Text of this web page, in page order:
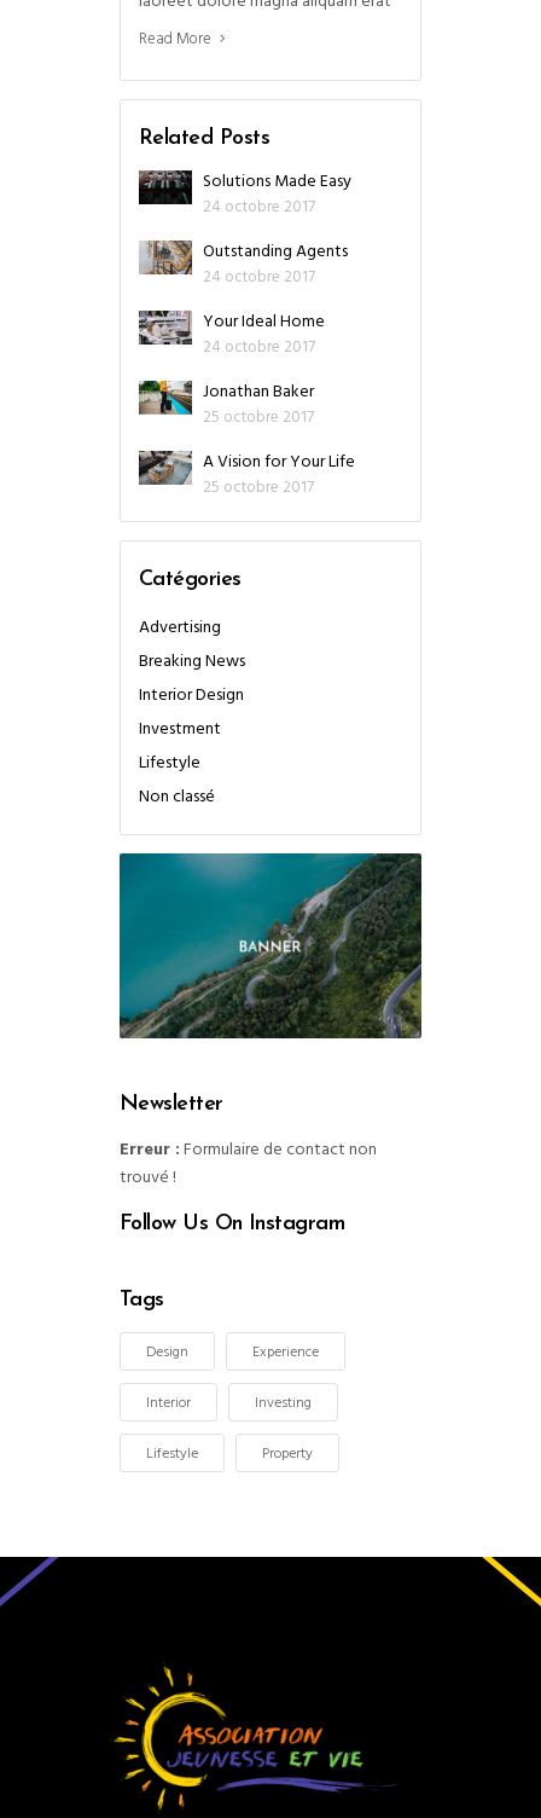
Read More
Related Posts
Solutions Made Easy
24 octobre 2017
Outstanding Agents
24 octobre 2017
Your Ideal Home
24 octobre 2017
Jonathan Baker
25 octobre 2017
A Vision for Your Life
25 octobre 2017
Catégories
Advertising
Breaking News
Interior Design
Investment
Lifestyle
Non classé
Newsletter
Erreur :Formulaire de contact non
trouvé !
Follow Us On Instagram
Tags
Design Experience
Interior Investing
Lifestyle Property